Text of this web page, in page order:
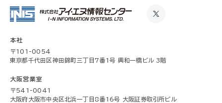
本社
〒101-0054
東京都千代田区神田錦町三丁目7番1号 興和一橋ビル 3階
大阪営業室
〒541-0041
大阪府大阪市中央区北浜一丁目8番16号 大阪証券取引所ビル